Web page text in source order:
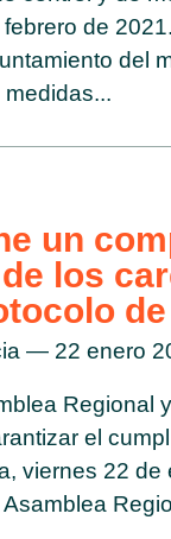
de
del
un
los
— 22 enero
Regional
el
viernes 22 de